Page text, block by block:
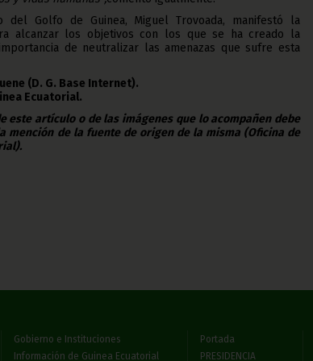
Golfo de Guinea, Miguel Trovoada, manifestó la
alcanzar los objetivos con los que se ha creado la
de neutralizar las amenazas que sufre esta
(D. G. Base Internet).
Ecuatorial.
este artículo o de las imágenes que lo acompañen debe
mención de la fuente de origen de la misma (Oficina de
Gobierno e Instituciones
Información de Guinea Ecuatorial
Portada
PRESIDENCIA